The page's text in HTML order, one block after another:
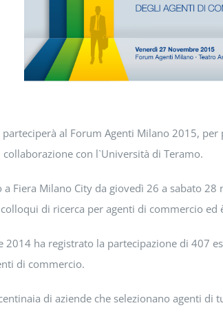
parteciperà al Forum Agenti Milano 2015,
con l`Università di Teramo.
a Fiera Milano City da giovedì 26 a sabato
di ricerca per agenti di commercio
2014 ha registrato la partecipazione di 407
di commercio.
di aziende che selezionano agenti